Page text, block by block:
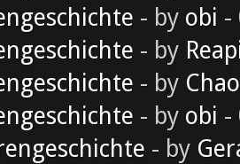
- by obi -
- by
- by
- by obi -
- by